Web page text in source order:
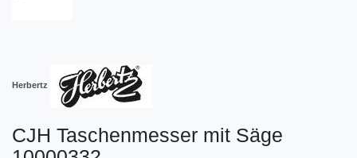
Herbertz
CJH Taschenmesser mit Säge